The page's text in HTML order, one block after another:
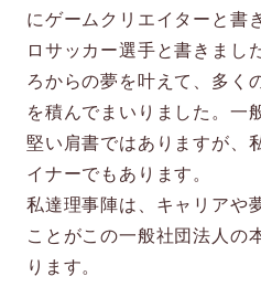
にゲームクリエイターと書
ロサッカー選手と書きまし
ろからの夢を叶えて、多く
を積んでまいりました。一
堅い肩書ではありますが、
イナーでもあります。
私達理事陣は、キャリアや
ことがこの一般社団法人の
ります。